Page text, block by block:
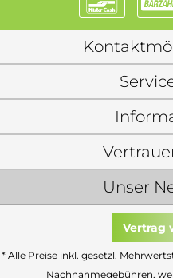
Unser
Vertrag
* Alle Preise inkl. gesetzl.
Nachnahmegebühren,